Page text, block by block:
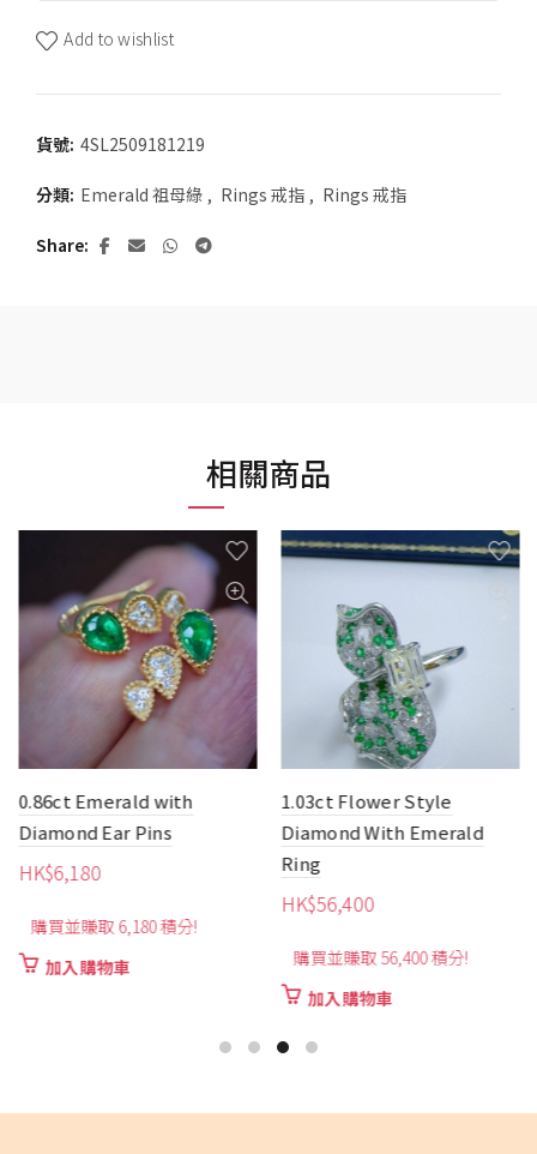
Add to wishlist
貨號: 4SL2509181219
分類: Emerald 祖母綠 , Rings 戒指 , Rings 戒指
Share
相關商品
0.86ct Emerald with
Diamond Ear Pins
HK$6,180
購買並賺取 6,180 積分!
加入購物車
1.03ct Flower Style
Diamond With Emerald
Ring
HK$56,400
購買並賺取 56,400 積分!
加入購物車